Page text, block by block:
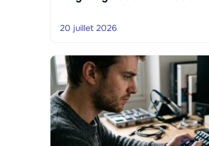
20 juillet 2026